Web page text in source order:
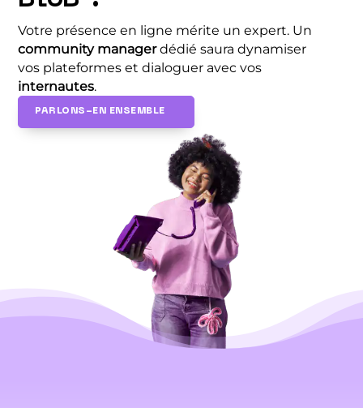
Votre présence en ligne mérite un expert. Un
community managerdédié saura dynamiser
vos plateformes et dialoguer avec vos
internautes.
PARLONS-EN ENSEMBLE